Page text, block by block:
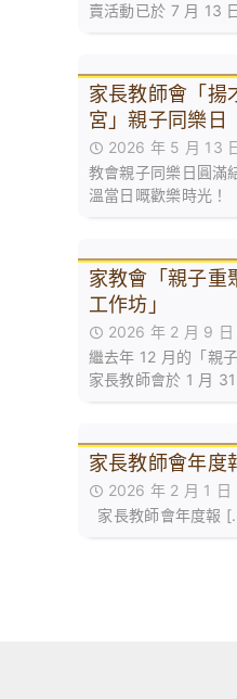
賣活動已於 7 月 13
家長教師會「揚
宮」親子同樂日
2026 年 5 月 13
教師會活動花絮
教會親子同樂日圓滿
溫當日嘅歡樂時光！
家教會「親子重
工作坊」
2026 年 2 月 9
教師會活動花絮
繼去年 12 月的「親
家長教師會於 1 月
一個共同協作的平台
家長教師會年度
2026 年 2 月 1
教師會年度報告,最新家長